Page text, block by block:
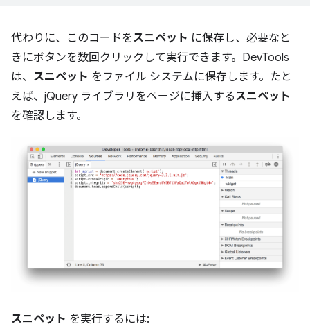
代わりに、このコードをスニペット に保存し、必要なと
きにボタンを数回クリックして実行できます。DevTools
は、 スニペット をファイル システムに保存します。たと
えば、jQuery ライブラリをページに挿入するスニペット
を確認します。
スニペット を実行するには: